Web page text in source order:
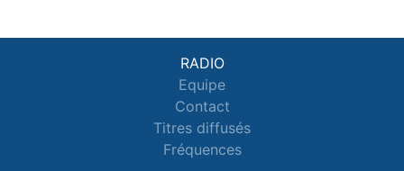
RADIO
Equipe
Contact
Titres diffusés
Fréquences